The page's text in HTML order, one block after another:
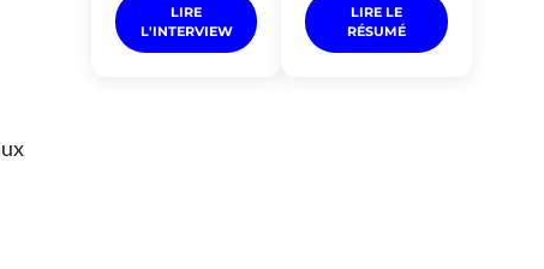
LIRE
L'INTERVIEW
LIRE LE
RÉSUMÉ